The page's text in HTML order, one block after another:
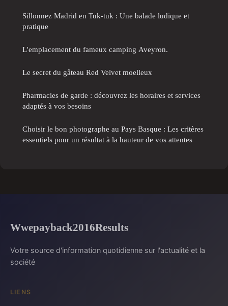
Sillonnez Madrid en Tuk-tuk : Une balade ludique et
pratique
L'emplacement du fameux camping Aveyron.
Le secret du gâteau Red Velvet moelleux
Pharmacies de garde : découvrez les horaires et services
adaptés à vos besoins
Choisir le bon photographe au Pays Basque : Les critères
essentiels pour un résultat à la hauteur de vos attentes
Wwepayback2016Results
Votre source d'information quotidienne sur l'actualité et la
société
LIENS